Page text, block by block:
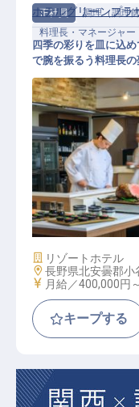
正社員
調理（調理
料理長・マネージャー
料理長候補
ホテルグリーンプラ
四季の彩りを皿に込
で腕を振るう料理長の
施設業態
リゾートホテル
勤務地
長野県北安曇郡小
給与
月給／400,000円～
キープする